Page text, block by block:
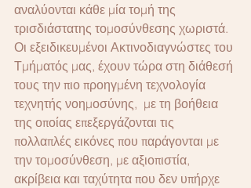
αναλύονται κάθε μία τομή της
τρισδιάστατης τομοσύνθεσης χωριστά.
Οι εξειδικευμένοι Ακτινοδιαγνώστες του
Τμήματός μας, έχουν τώρα στη διάθεσή
τους την πιο προηγμένη τεχνολογία
τεχνητής νοημοσύνης,  με τη βοήθεια
της οποίας επεξεργάζονται τις
πολλαπλές εικόνες που παράγονται με
την τομοσύνθεση, με αξιοπιστία,
ακρίβεια και ταχύτητα που δεν υπήρχε